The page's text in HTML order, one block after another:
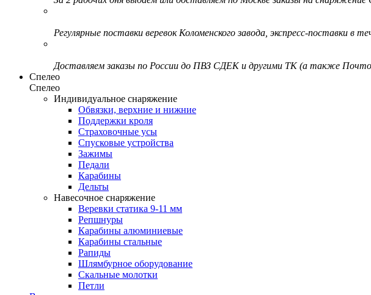
Регулярные поставки веревок Коломенского завода, экспресс-поставки в
Доставляем заказы по России до ПВЗ СДЕК и другими ТК (а также
Спелео
Спелео
Индивидуальное снаряжение
Обвязки, верхние и нижние
Поддержки кроля
Страховочные усы
Спусковые устройства
Зажимы
Педали
Карабины
Дельты
Навесочное снаряжение
Веревки статика 9-11 мм
Репшнуры
Карабины алюминиевые
Карабины стальные
Рапиды
Шлямбурное оборудование
Скальные молотки
Петли